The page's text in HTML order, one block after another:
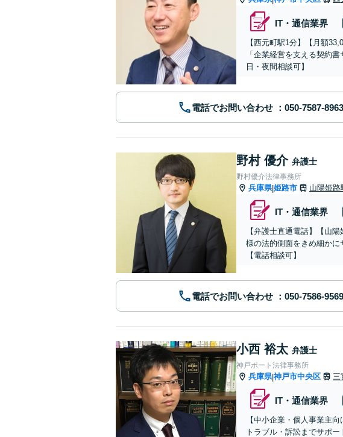
IT・通信業界
【​西元町駅1分】【月額
「企業経営を支える契約
日・夜間相談可】
電話でお問い合わせ
野村 優介 弁護士
野村優介法律事務所
兵庫県|姫路市 山陽姫路
IT・通信業界
【弁護士直通電話】【山
様の法的側面をきめ細かに
【電話相談可】
電話でお問い合わせ
小西 裕太 弁護士
神戸ポート法律事務所
兵庫県|神戸市中央区 三
IT・通信業界
【中小企業・個人事業主
トラブル・訴訟までサポ